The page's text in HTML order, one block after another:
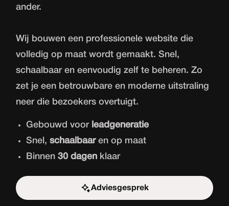
ander.
Wij bouwen een professionele website die
volledig op maat wordt gemaakt. Snel,
schaalbaar en eenvoudig zelf te beheren. Zo
zet je een betrouwbare en moderne uitstraling
neer die bezoekers overtuigt.
Gebouwd voor leadgeneratie
Snel,schaalbaaren op maat
Binnen30 dagen klaar
Adviesgesprek
Start de uitdaging